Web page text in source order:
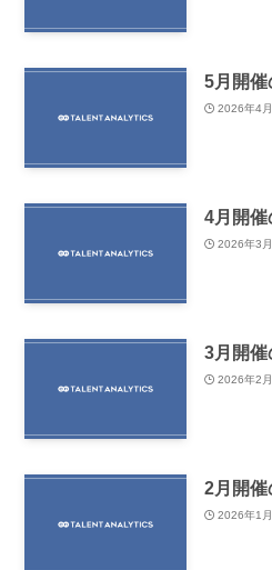
5月開催
2026年4
4月開催
2026年3
3月開催
2026年2
2月開催
2026年1